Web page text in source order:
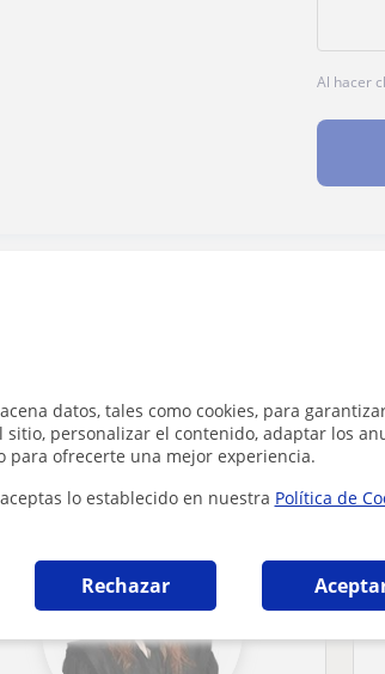
datos, tales como cookies, para
personalizar el contenido, adaptar los
para ofrecerte una mejor experiencia.
lo establecido en nuestra Política de
Rechazar
Al hacer
que pueden interesarte